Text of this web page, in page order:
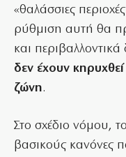
«θαλάσσιες
ρύθμιση αυτή θα
και
δεν έχουν
ζώνη.
Στο σχέδιο νόμου,
βασικούς κανόνες